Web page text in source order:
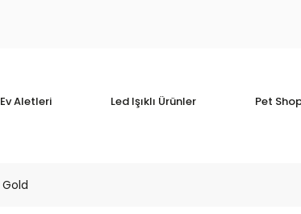
Aletleri Led Işıklı Ürünler Pet